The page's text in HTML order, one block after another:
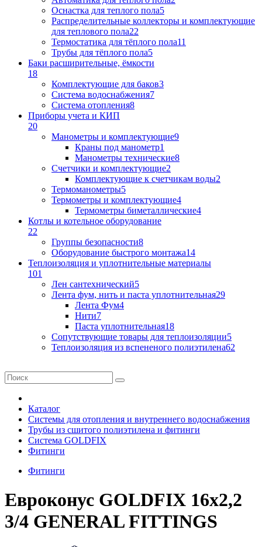
Оснастка для теплого пола5
Распределительные коллекторы и комплектующие
для теплового пола22
Термостатика для тёплого пола11
Трубы для тёплого пола5
Баки расширительные, ёмкости
18
Комплектующие для баков3
Система водоснабжения7
Система отопления8
Приборы учета и КИП
20
Манометры и комплектующие9
Краны под манометр1
Манометры технические8
Счетчики и комплектующие2
Комплектующие к счетчикам воды2
Термоманометры5
Термометры и комплектующие4
Термометры биметаллические4
Котлы и котельное оборудование
22
Группы безопасности8
Оборудование быстрого монтажа14
Теплоизоляция и уплотнительные материалы
101
Лен сантехнический5
Лента фум, нить и паста уплотнительная29
Лента Фум4
Нити7
Паста уплотнительная18
Сопутствующие товары для теплоизоляции5
Теплоизоляция из вспененого полиэтилена62
Каталог
Системы для отопления и внутреннего водоснабжения
Трубы из сшитого полиэтилена и фитинги
Система GOLDFIX
Фитинги
Фитинги
Евроконус GOLDFIX 16х2,2
3/4 GENERAL FITTINGS